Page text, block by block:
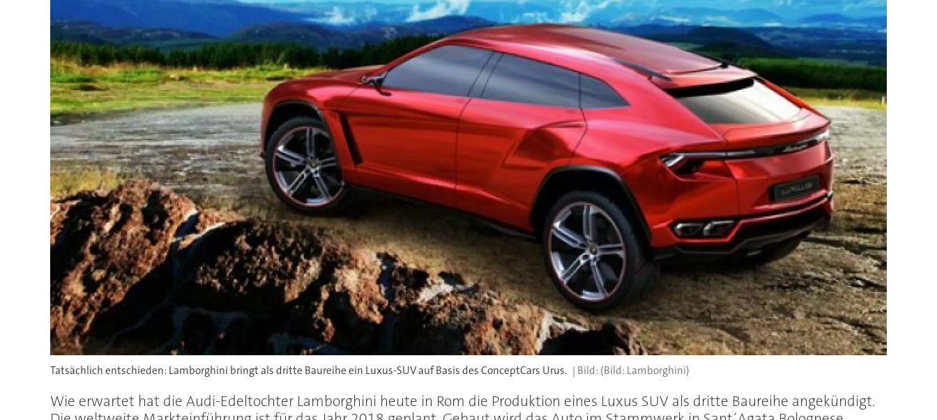
Tatsächlich entschieden: Lamborghini bringt als dritte Baureihe ein Luxus-SUV auf Basis des ConceptCars Urus. (Bild: Lamborghini)
Wie erwartet hat die Audi-Edeltochter Lamborghini heute in Rom die Produktion eines Luxus SUV als dritte Baureihe angekündigt.